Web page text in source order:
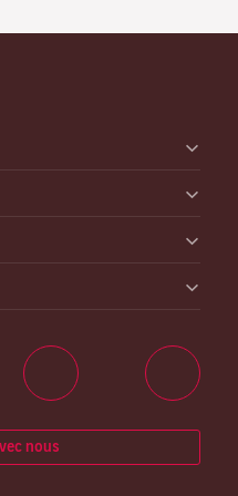
nous